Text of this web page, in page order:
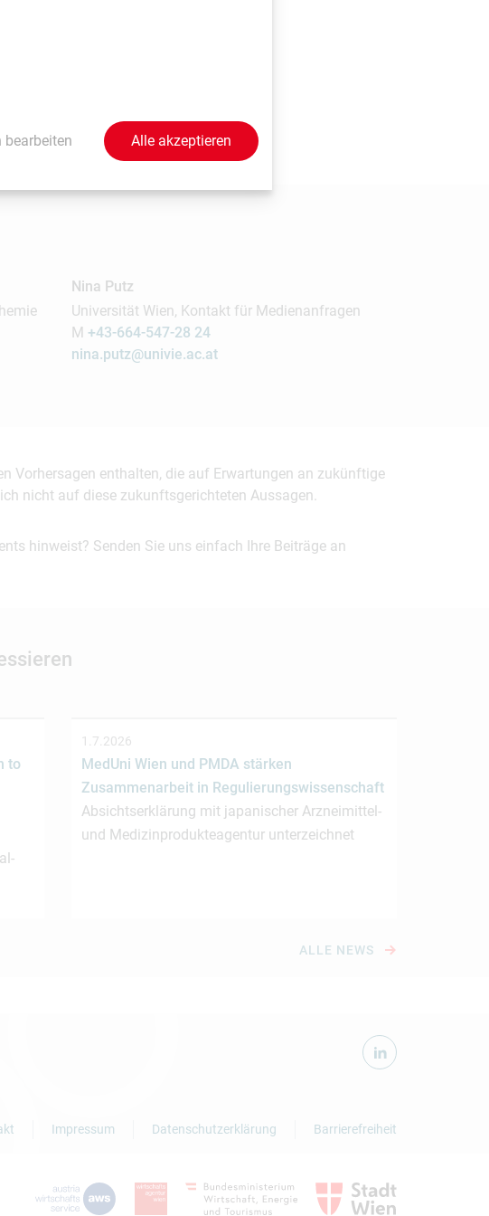
Nina Putz
Universität Wien, Kontakt für Medienanfragen
M +43-664-547-28 24
nina.putz@univie.ac.at
Vorhersagen enthalten, die auf Erwartungen an zukünftige
nicht auf diese zukunftsgerichteten Aussagen.
hinweist? Senden Sie uns einfach Ihre Beiträge an
to
1.7.2026
MedUni Wien und PMDA stärken
Zusammenarbeit in Regulierungswissenschaft
Absichtserklärung mit japanischer Arzneimittel-
und Medizinprodukteagentur unterzeichnet
ALLE NEWS
Impressum Datenschutzerklärung Barrierefreiheit
bearbeiten Alle akzeptieren